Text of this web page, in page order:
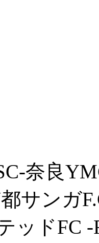
奈良
サンガ
ッドFC